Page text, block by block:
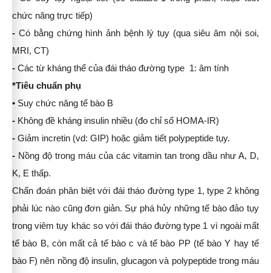
chức năng trực tiếp)
- Có bằng chứng hình ảnh bệnh lý tụy (qua siêu âm nội soi,
MRI, CT)
- Các từ kháng thể của đái tháo đường type 1: âm tính
*Tiêu chuẩn phụ
• Suy chức năng tế bào B
- Không đề kháng insulin nhiều (đo chỉ số HOMA-IR)
- Giảm incretin (vd: GIP) hoặc giảm tiết polypeptide tụy.
- Nồng độ trong máu của các vitamin tan trong dầu như A, D,
K, E thấp.
Chẩn đoán phân biệt với đái tháo đường type 1, type 2 không
phải lúc nào cũng đơn giản. Sự phá hủy những tế bào đảo tụy
trong viêm tụy khác so với đái tháo đường type 1 vì ngoài mất
tế bào B, còn mất cả tế bào c và tế bào PP (tế bào Y hay tế
bào F) nên nồng độ insulin, glucagon và polypeptide trong máu